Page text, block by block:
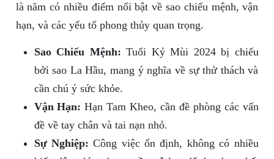
là năm có nhiều điểm nổi bật về sao chiếu mệnh, vận
hạn, và các yếu tố phong thủy quan trọng.
Sao Chiếu Mệnh: Tuổi Kỷ Mùi 2024 bị chiếu
bởi sao La Hầu, mang ý nghĩa về sự thử thách và
cần chú ý sức khỏe.
Vận Hạn: Hạn Tam Kheo, cần đề phòng các vấn
đề về tay chân và tai nạn nhỏ.
Sự Nghiệp: Công việc ổn định, không có nhiều